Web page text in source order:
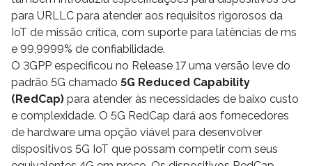
para URLLC para atender aos requisitos rigorosos da
IoT de missão crítica, com suporte para latências de ms
e 99,9999% de confiabilidade.
O 3GPP especificou no Release 17 uma versão leve do
padrão 5G chamado 5G Reduced Capability
(RedCap) para atender às necessidades de baixo custo
e complexidade. O 5G RedCap dará aos fornecedores
de hardware uma opção viável para desenvolver
dispositivos 5G IoT que possam competir com seus